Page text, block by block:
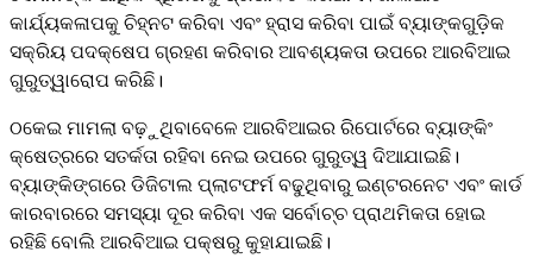
କାର୍ଯ୍ୟକଳାପକୁ ଚିହ୍ନଟ କରିବା ଏବଂ ହ୍ରାସ କରିବା ପାଇଁ ବ୍ୟାଙ୍କଗୁଡ଼ିକ
ସକ୍ରିୟ ପଦକ୍ଷେପ ଗ୍ରହଣ କରିବାର ଆବଶ୍ୟକତା ଉପରେ ଆରବିଆଇ
ଗୁରୁତ୍ୱାରୋପ କରିଛି।
ଠକେଇ ମାମଲା ବଢ଼ୁଥିବାବେଳେ ଆରବିଆଇର ରିପୋର୍ଟରେ ବ୍ୟାଙ୍କିଂ
କ୍ଷେତ୍ରରେ ସତର୍କତା ରହିବା ନେଇ ଉପରେ ଗୁରୁତ୍ୱ ଦିଆଯାଇଛି।
ବ୍ୟାଙ୍କିଙ୍ଗରେ ଡିଜିଟାଲ ପ୍ଲାଟଫର୍ମ ବଢୁଥିବାରୁ ଇଣ୍ଟରନେଟ ଏବଂ କାର୍ଡ
କାରବାରରେ ସମସ୍ୟା ଦୂର କରିବା ଏକ ସର୍ବୋଚ୍ଚ ପ୍ରାଥମିକତା ହୋଇ
ରହିଛି ବୋଲି ଆରବିଆଇ ପକ୍ଷରୁ କୁହାଯାଇଛି।